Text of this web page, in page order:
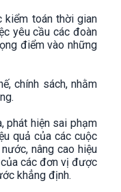
kiểm toán thời gian
yêu cầu các đoàn
điểm vào những
chính sách, nhằm
phát hiện sai phạm
quả của các cuộc
nâng cao hiệu
các đơn vị được
khẳng định.